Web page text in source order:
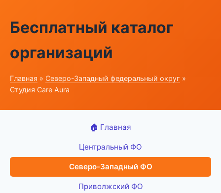
Бесплатный каталог
организаций
Главная » Северо-Западный федеральный округ »
Студия Care Aura
🏠 Главная
Центральный ФО
Северо-Западный ФО
Приволжский ФО